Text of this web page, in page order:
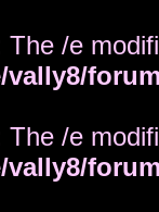
The /e
vally8/
The /e
vally8/